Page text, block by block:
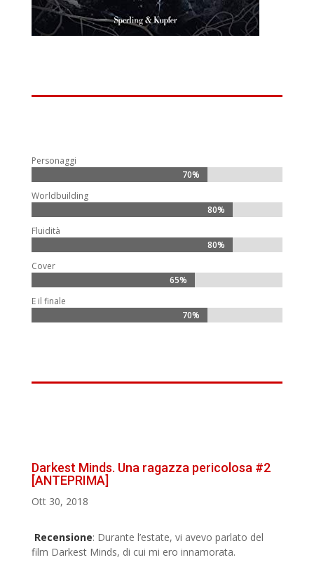
Personaggi
70%
70%
Worldbuilding
80%
80%
Fluidità
80%
80%
Cover
65%
65%
E il finale
70%
70%
Darkest Minds. Una ragazza pericolosa #2
[ANTEPRIMA]
Ott 30, 2018
Recensione: Durante l’estate, vi avevo parlato del
film Darkest Minds, di cui mi ero innamorata.